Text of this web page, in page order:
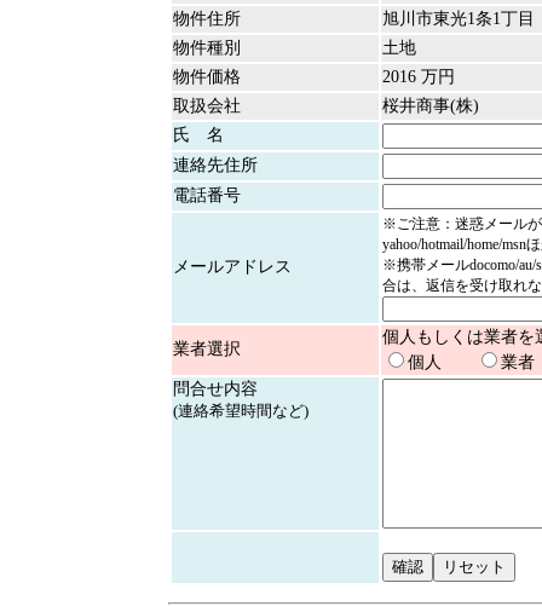
物件住所
旭川市東光1条1丁目
物件種別
土地
物件価格
2016 万円
取扱会社
桜井商事(株)
氏 名
連絡先住所
電話番号
メールアドレス
※ご注意：迷惑メール
yahoo/hotmail/home/msn
※携帯メールdocomo/au/
合は、返信を受け取れ
業者選択
個人もしくは業者を
個人
業者
問合せ内容
(連絡希望時間など)